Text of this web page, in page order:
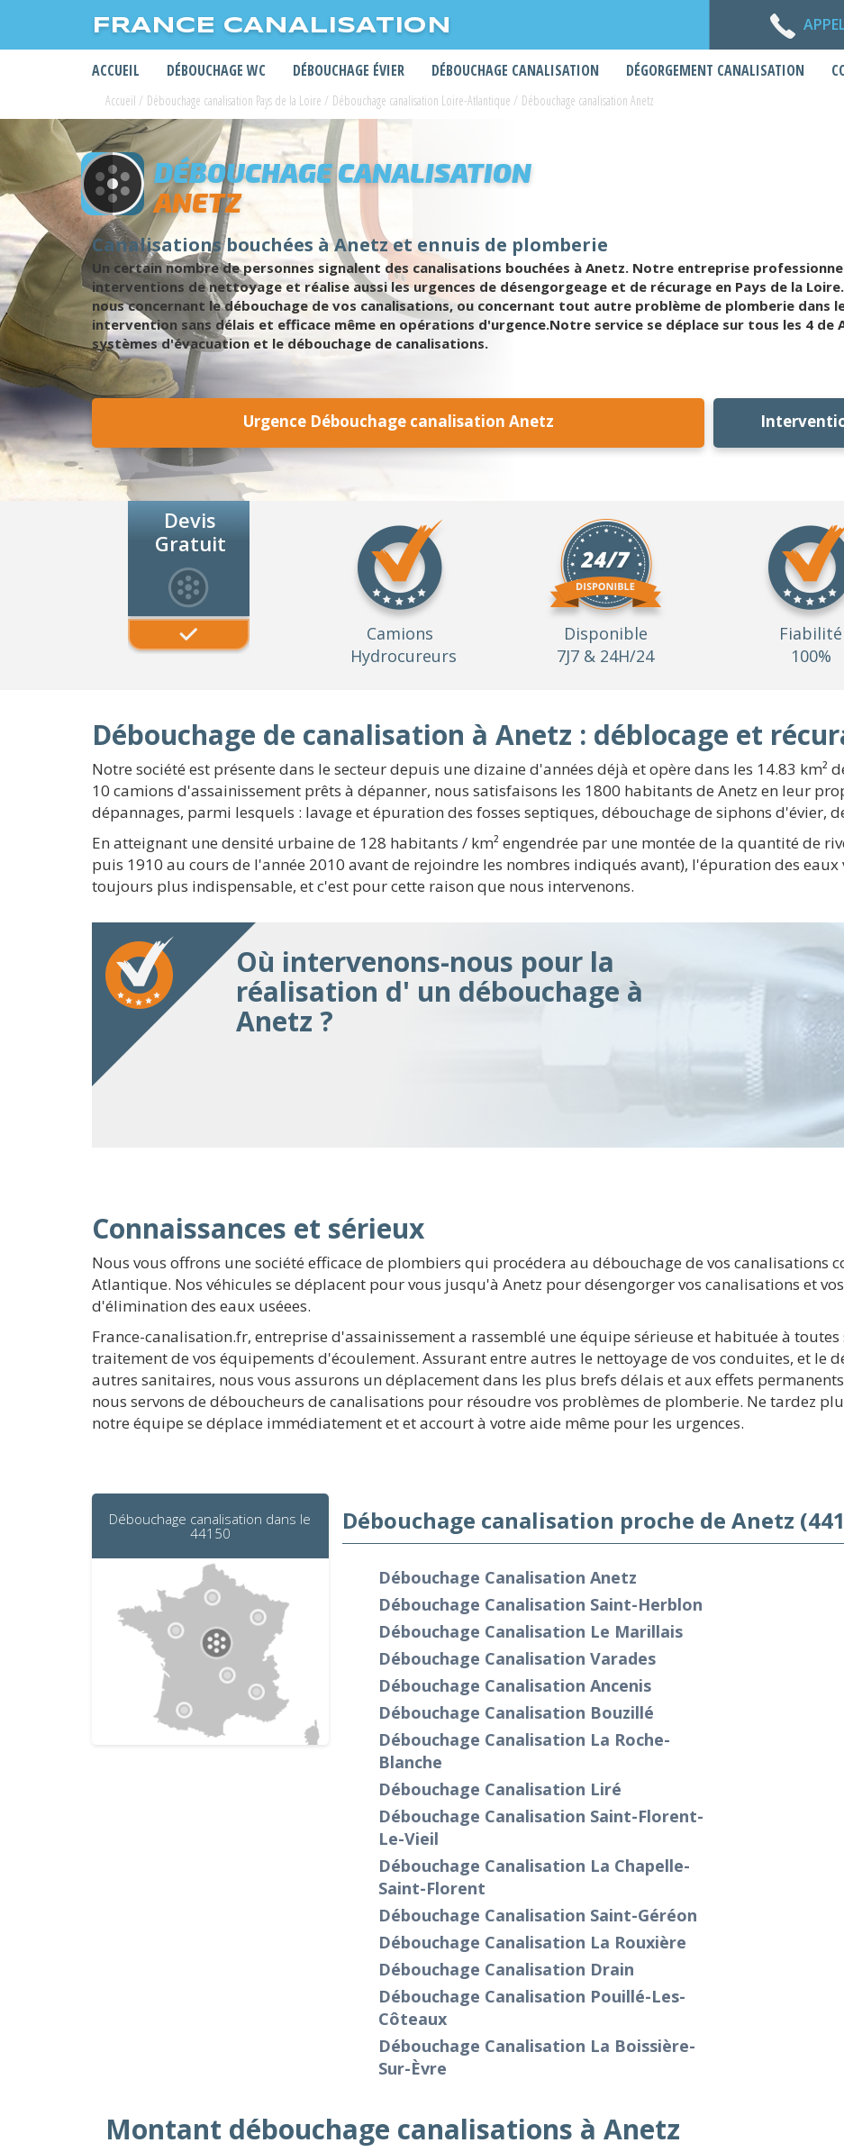
FRANCE CANALISATION
ACCUEIL DÉBOUCHAGE WC DÉBOUCHAGE ÉVIER DÉBOUCHAGE CANALISATION DÉGORGEMENT CANALISATION
Accueil / Débouchage canalisation Pays de la Loire / Débouchage canalisation Loire-Atlantique / Débouchage canalisation Anetz
DÉBOUCHAGE CANALISATION
ANETZ
Canalisations bouchées à Anetz et ennuis de plomberie
Un certain nombre de personnes signalent des canalisations bouchées à Anetz. Notre entreprise
interventions de nettoyage et réalise aussi les urgences de désengorgeage et de récurage en Pays de la
nous concernant le débouchage de vos canalisations, ou concernant tout autre problème de plomberie dans
intervention sans délais et efficace même en opérations d'urgence.Notre service se déplace sur tous les 4
systèmes d'évacuation et le débouchage de canalisations.
Urgence Débouchage canalisation Anetz
Devis
Gratuit
Camions
Hydrocureurs
Disponible
7J7 & 24H/24
Fiabilité
100%
Débouchage de canalisation à Anetz : déblocage et
Notre société est présente dans le secteur depuis une dizaine d'années déjà et opère dans les 14.83 km²
10 camions d'assainissement prêts à dépanner, nous satisfaisons les 1800 habitants de Anetz en leur
dépannages, parmi lesquels : lavage et épuration des fosses septiques, débouchage de siphons d'évier,
En atteignant une densité urbaine de 128 habitants / km² engendrée par une montée de la quantité de
puis 1910 au cours de l'année 2010 avant de rejoindre les nombres indiqués avant), l'épuration des
toujours plus indispensable, et c'est pour cette raison que nous intervenons.
Où intervenons-nous pour la
réalisation d' un débouchage à
Anetz ?
Connaissances et sérieux
Nous vous offrons une société efficace de plombiers qui procédera au débouchage de vos canalisations
Atlantique. Nos véhicules se déplacent pour vous jusqu'à Anetz pour désengorger vos canalisations et
d'élimination des eaux uséees.
France-canalisation.fr, entreprise d'assainissement a rassemblé une équipe sérieuse et habituée à
traitement de vos équipements d'écoulement. Assurant entre autres le nettoyage de vos conduites, et le
autres sanitaires, nous vous assurons un déplacement dans les plus brefs délais et aux effets
nous servons de déboucheurs de canalisations pour résoudre vos problèmes de plomberie. Ne tardez
notre équipe se déplace immédiatement et et accourt à votre aide même pour les urgences.
Débouchage canalisation dans le
44150
Débouchage canalisation proche de Anetz
Débouchage Canalisation Anetz
Débouchage Canalisation Saint-Herblon
Débouchage Canalisation Le Marillais
Débouchage Canalisation Varades
Débouchage Canalisation Ancenis
Débouchage Canalisation Bouzillé
Débouchage Canalisation La Roche-
Blanche
Débouchage Canalisation Liré
Débouchage Canalisation Saint-Florent-
Le-Vieil
Débouchage Canalisation La Chapelle-
Saint-Florent
Débouchage Canalisation Saint-Géréon
Débouchage Canalisation La Rouxière
Débouchage Canalisation Drain
Débouchage Canalisation Pouillé-Les-
Côteaux
Débouchage Canalisation La Boissière-
Sur-Èvre
Montant débouchage canalisations à Anetz